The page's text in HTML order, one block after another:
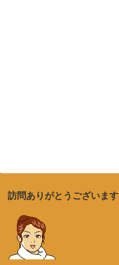
訪問ありがとうございます